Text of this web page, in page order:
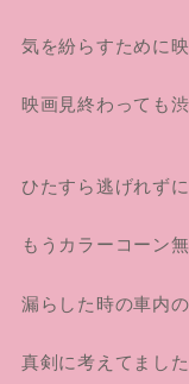
気を紛らすために
映画見終わっても
ひたすら逃げれず
もうカラーコーン
漏らした時の車内
真剣に考えてまし